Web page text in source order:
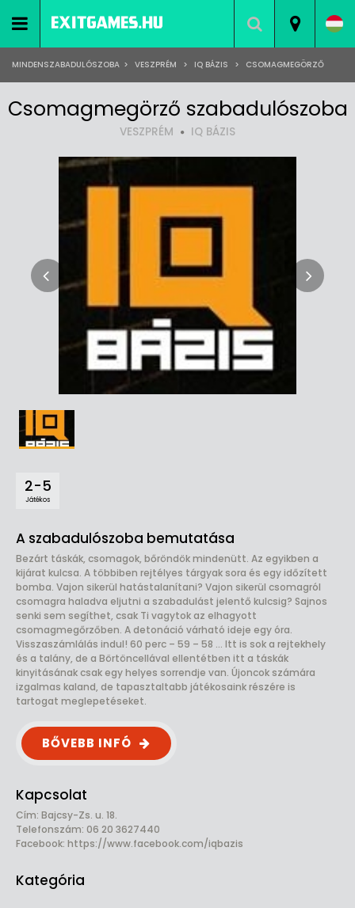
MINDENSZABADULÓSZOBA > VESZPRÉM > IQ BÁZIS > CSOMAGMEGÖRZŐ
Csomagmegörző szabadulószoba
VESZPRÉM IQ BÁZIS
2-5
Játékos
A szabadulószoba bemutatása
Bezárt táskák, csomagok, bőröndök mindenütt. Az egyikben a
kijárat kulcsa. A többiben rejtélyes tárgyak sora és egy időzített
bomba. Vajon sikerül hatástalanítani? Vajon sikerül csomagról
csomagra haladva eljutni a szabadulást jelentő kulcsig? Sajnos
senki sem segíthet, csak Ti vagytok az elhagyott
csomagmegőrzőben. A detonáció várható ideje egy óra.
Visszaszámlálás indul! 60 perc – 59 – 58 … Itt is sok a rejtekhely
és a talány, de a Börtöncellával ellentétben itt a táskák
kinyitásának csak egy helyes sorrendje van. Újoncok számára
izgalmas kaland, de tapasztaltabb játékosaink részére is
tartogat meglepetéseket.
BŐVEBB INFÓ
Kapcsolat
Cím: Bajcsy-Zs. u. 18.
Telefonszám: 06 20 3627440
Facebook: https://www.facebook.com/iqbazis
Kategória